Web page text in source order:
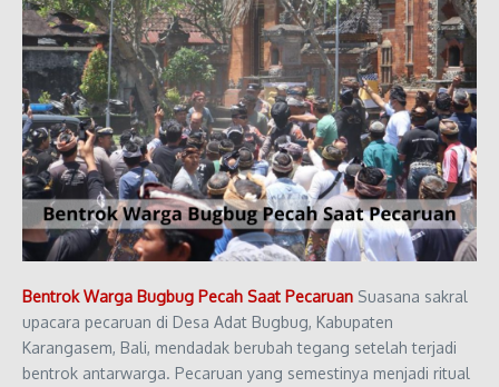
Bentrok Warga Bugbug Pecah Saat Pecaruan Suasana sakral
upacara pecaruan di Desa Adat Bugbug, Kabupaten
Karangasem, Bali, mendadak berubah tegang setelah terjadi
bentrok antarwarga. Pecaruan yang semestinya menjadi ritual